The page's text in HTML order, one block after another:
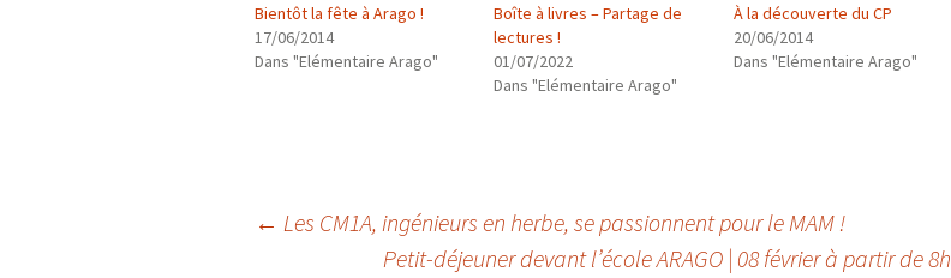
Bientôt la fête à Arago !
17/06/2014
Dans "Elémentaire Arago"
Boîte à livres – Partage de
lectures !
01/07/2022
Dans "Elémentaire Arago"
À la découverte du CP
20/06/2014
Dans "Elémentaire Arago"
Navigation
← Les CM1A, ingénieurs en herbe, se passionnent pour le MAM !
Petit-déjeuner devant l’école ARAGO | 08 février à partir de 8h